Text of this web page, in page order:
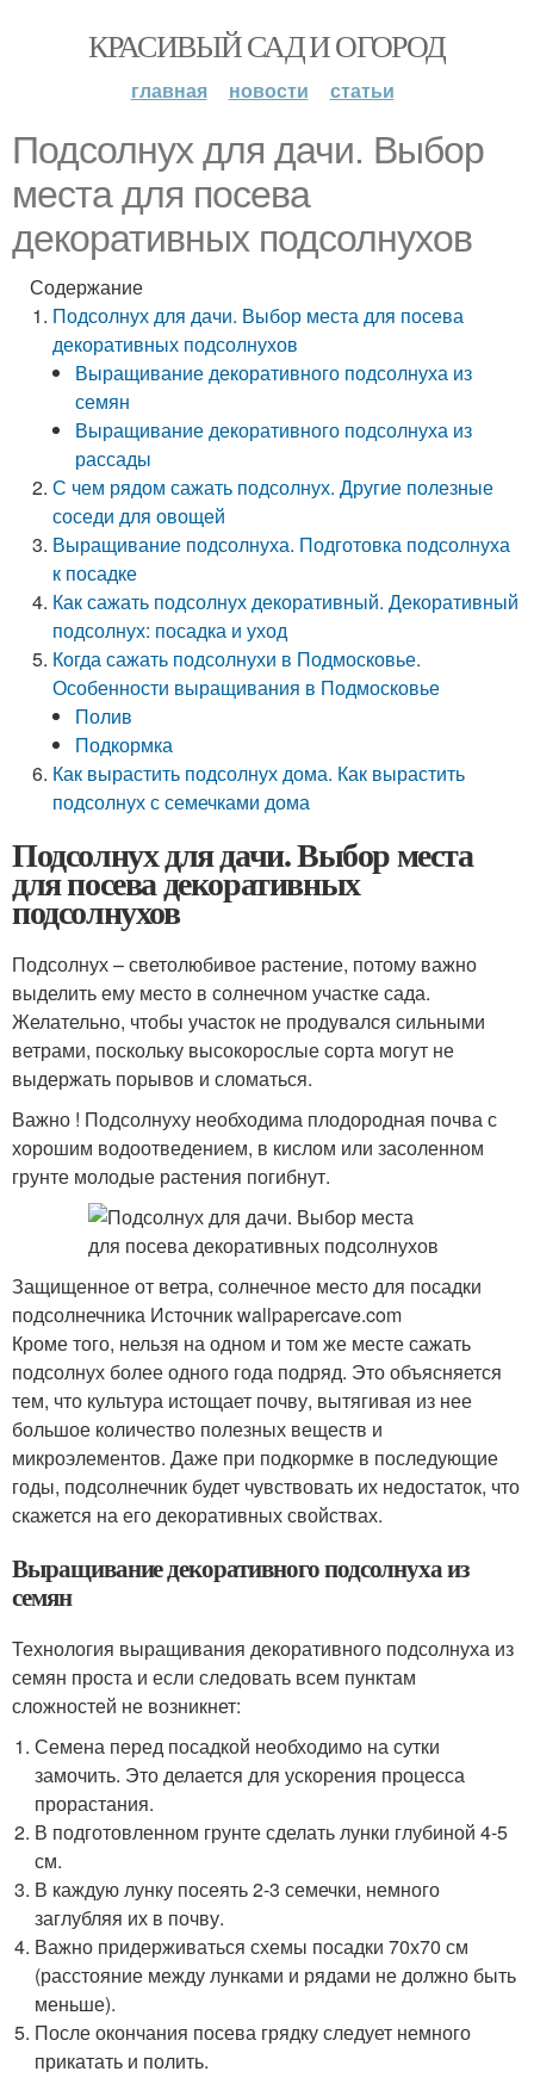
КРАСИВЫЙ САД И ОГОРОД
главная новости статьи
Подсолнух для дачи. Выбор
места для посева
декоративных подсолнухов
Содержание
Подсолнух для дачи. Выбор места для посева
декоративных подсолнухов
Выращивание декоративного подсолнуха из
семян
Выращивание декоративного подсолнуха из
рассады
С чем рядом сажать подсолнух. Другие полезные
соседи для овощей
Выращивание подсолнуха. Подготовка подсолнуха
к посадке
Как сажать подсолнух декоративный. Декоративный
подсолнух: посадка и уход
Когда сажать подсолнухи в Подмосковье.
Особенности выращивания в Подмосковье
Полив
Подкормка
Как вырастить подсолнух дома. Как вырастить
подсолнух с семечками дома
Подсолнух для дачи. Выбор места
для посева декоративных
подсолнухов
Подсолнух – светолюбивое растение, потому важно
выделить ему место в солнечном участке сада.
Желательно, чтобы участок не продувался сильными
ветрами, поскольку высокорослые сорта могут не
выдержать порывов и сломаться.
Важно ! Подсолнуху необходима плодородная почва с
хорошим водоотведением, в кислом или засоленном
грунте молодые растения погибнут.
Защищенное от ветра, солнечное место для посадки
подсолнечника Источник wallpapercave.com
Кроме того, нельзя на одном и том же месте сажать
подсолнух более одного года подряд. Это объясняется
тем, что культура истощает почву, вытягивая из нее
большое количество полезных веществ и
микроэлементов. Даже при подкормке в последующие
годы, подсолнечник будет чувствовать их недостаток, что
скажется на его декоративных свойствах.
Выращивание декоративного подсолнуха из
семян
Технология выращивания декоративного подсолнуха из
семян проста и если следовать всем пунктам
сложностей не возникнет:
Семена перед посадкой необходимо на сутки
замочить. Это делается для ускорения процесса
прорастания.
В подготовленном грунте сделать лунки глубиной 4-5
см.
В каждую лунку посеять 2-3 семечки, немного
заглубляя их в почву.
Важно придерживаться схемы посадки 70х70 см
(расстояние между лунками и рядами не должно быть
меньше).
После окончания посева грядку следует немного
прикатать и полить.